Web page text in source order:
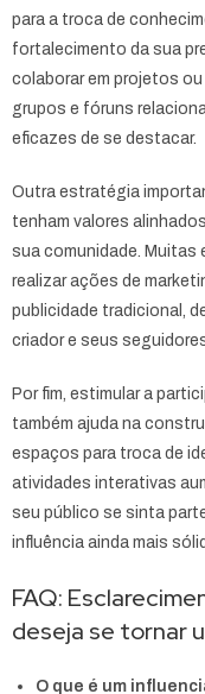
para a troca de
fortalecimento da sua
colaborar em projetos
grupos e fóruns
eficazes de se destacar.
Outra estratégia
tenham valores
sua comunidade. Muitas
realizar ações de
publicidade tradicional,
criador e seus
Por fim, estimular a
também ajuda na
espaços para troca de
atividades interativas
seu público se sinta
influência ainda mais
FAQ:
deseja se tornar
O que é um